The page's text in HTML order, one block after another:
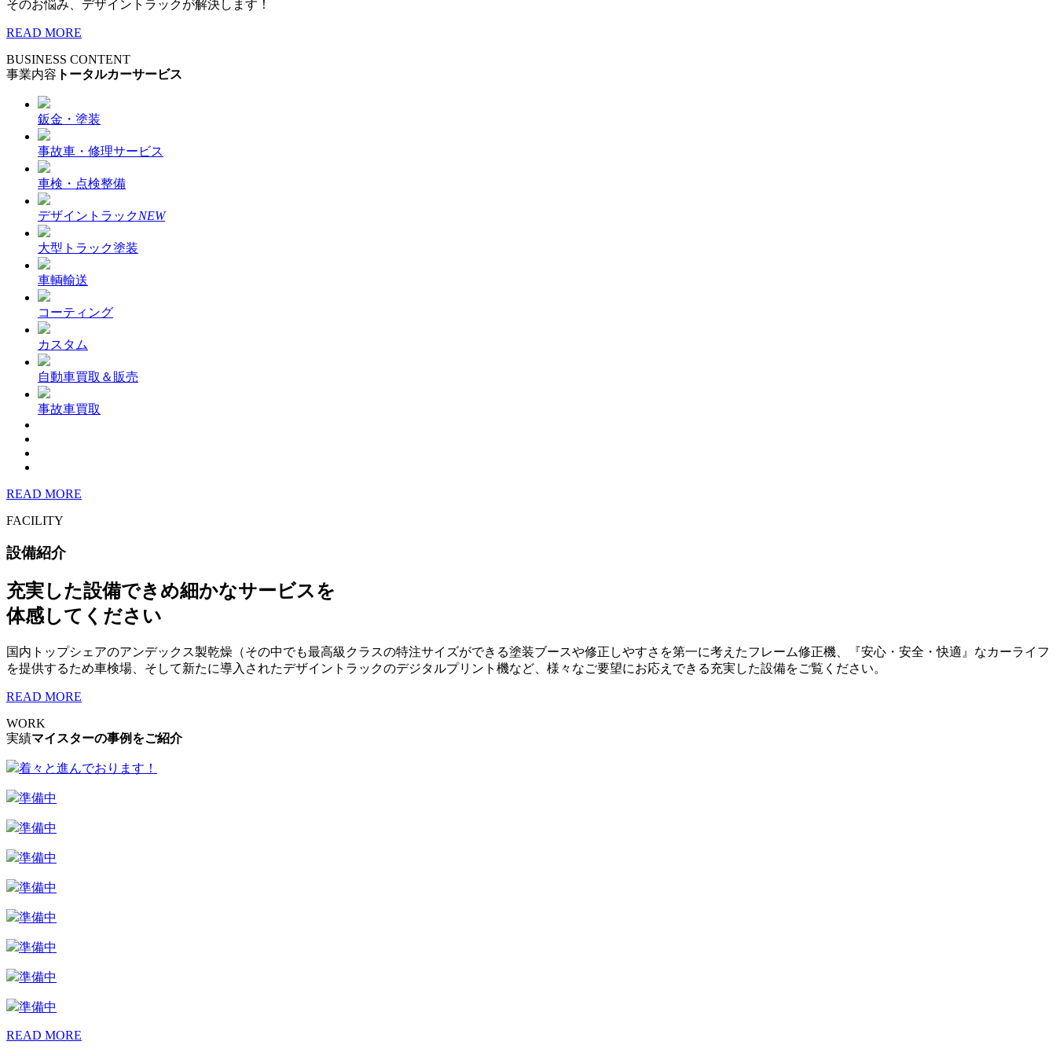
そのお悩み、デザイントラックが解決します！
READ MORE
BUSINESS CONTENT
事業内容 トータルカーサービス
鈑金・塗装
事故車・修理サービス
車検・点検整備
デザイントラックNEW
大型トラック塗装
車輌輸送
コーティング
カスタム
自動車買取＆販売
事故車買取
READ MORE
FACILITY
設備紹介
充実した設備できめ細かなサービスを
体感してください
国内トップシェアのアンデックス製乾燥（その中でも最高級クラスの特注サイズができる塗装ブースや修正しやすさを第一に考えたフレーム修正機、『安心・安全・快適』なカーライフ
を提供するため車検場、そして新たに導入されたデザイントラックのデジタルプリント機など、様々なご要望にお応えできる充実した設備をご覧ください。
READ MORE
WORK
実績マイスターの事例をご紹介
着々と進んでおります！
準備中
準備中
準備中
準備中
準備中
準備中
準備中
準備中
READ MORE